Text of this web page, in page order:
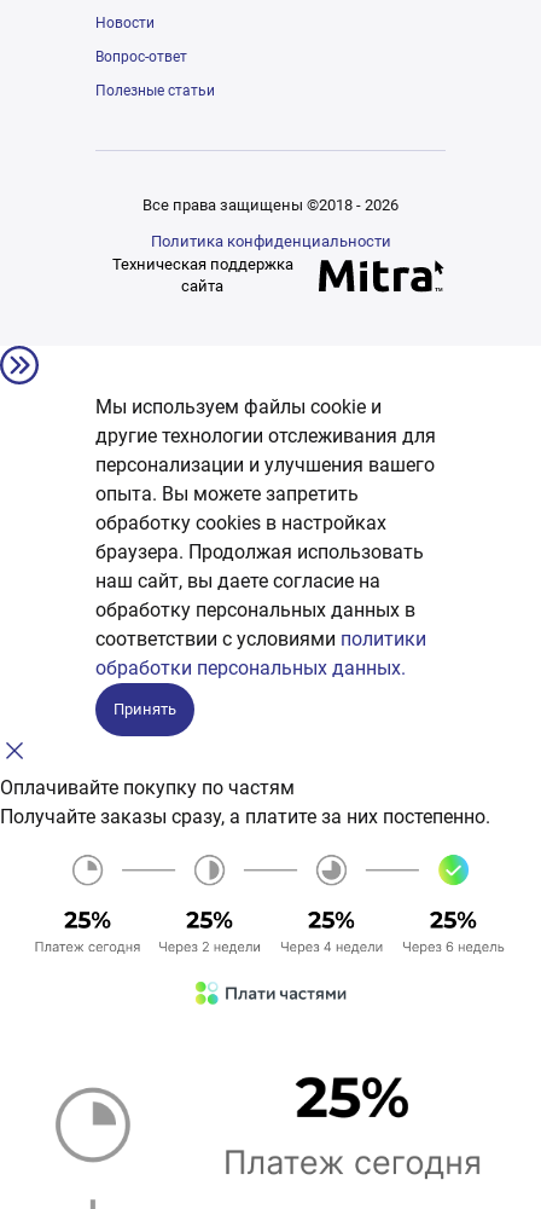
Новости
Вопрос-ответ
Полезные статьи
Все права защищены ©2018 - 2026
Политика конфиденциальности
Техническая поддержка
сайта
Мы используем файлы cookie и
другие технологии отслеживания для
персонализации и улучшения вашего
опыта. Вы можете запретить
обработку сookies в настройках
браузера. Продолжая использовать
наш сайт, вы даете согласие на
обработку персональных данных в
соответствии с условиями политики
обработки персональных данных.
Принять
Оплачивайте покупку по частям
Получайте заказы сразу, а платите за них постепенно.